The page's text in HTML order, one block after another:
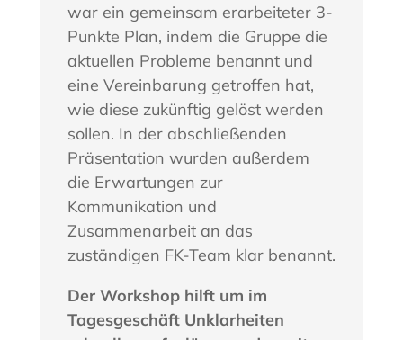
war ein gemeinsam erarbeiteter 3-
Punkte Plan, indem die Gruppe die
aktuellen Probleme benannt und
eine Vereinbarung getroffen hat,
wie diese zukünftig gelöst werden
sollen. In der abschließenden
Präsentation wurden außerdem
die Erwartungen zur
Kommunikation und
Zusammenarbeit an das
zuständigen FK-Team klar benannt.
Der Workshop hilft um im
Tagesgeschäft Unklarheiten